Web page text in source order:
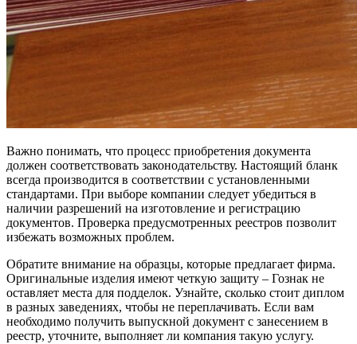
Важно понимать, что процесс приобретения документа
должен соответствовать законодательству. Настоящий бланк
всегда производится в соответствии с установленными
стандартами. При выборе компании следует убедиться в
наличии разрешений на изготовление и регистрацию
документов. Проверка предусмотренных реестров позволит
избежать возможных проблем.
Обратите внимание на образцы, которые предлагает фирма.
Оригинальные изделия имеют четкую защиту – Гознак не
оставляет места для подделок. Узнайте, сколько стоит диплом
в разных заведениях, чтобы не переплачивать. Если вам
необходимо получить выпускной документ с занесением в
реестр, уточните, выполняет ли компания такую услугу.